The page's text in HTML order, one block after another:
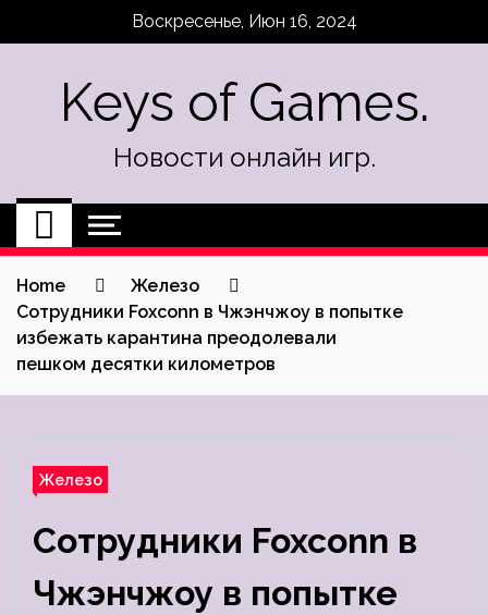
Воскресенье, Июн 16, 2024
Keys of Games.
Новости онлайн игр.
Home
Железо
Сотрудники Foxconn в Чжэнчжоу в попытке
избежать карантина преодолевали
пешком десятки километров
Железо
Сотрудники Foxconn в
Чжэнчжоу в попытке